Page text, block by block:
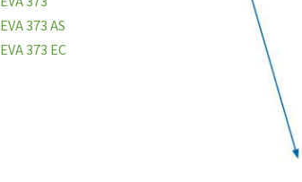
EVA 373 AS
EVA 373 EC